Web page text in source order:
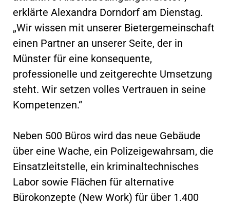
erklärte Alexandra Dorndorf am Dienstag.
„Wir wissen mit unserer Bietergemeinschaft
einen Partner an unserer Seite, der in
Münster für eine konsequente,
professionelle und zeitgerechte Umsetzung
steht. Wir setzen volles Vertrauen in seine
Kompetenzen.“
Neben 500 Büros wird das neue Gebäude
über eine Wache, ein Polizeigewahrsam, die
Einsatzleitstelle, ein kriminaltechnisches
Labor sowie Flächen für alternative
Bürokonzepte (New Work) für über 1.400